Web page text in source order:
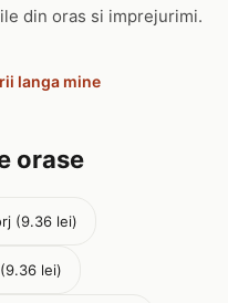
din oras si imprejurimi.
langa mine
orase
(9.36 lei)
lei)